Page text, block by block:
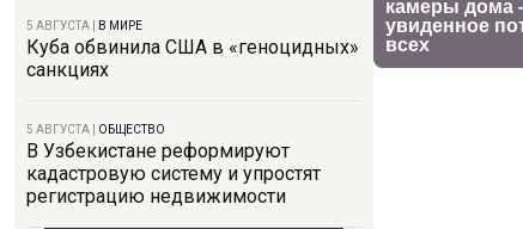
5 АВГУСТА В МИРЕ
Куба обвинила США в «геноцидных»
санкциях
5 АВГУСТА ОБЩЕСТВО
В Узбекистане реформируют
кадастровую систему и упростят
регистрацию недвижимости